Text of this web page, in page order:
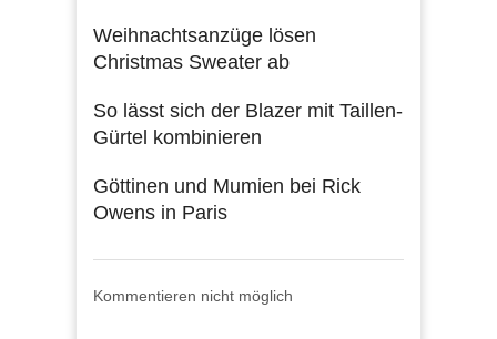
Weihnachtsanzüge lösen
Christmas Sweater ab
So lässt sich der Blazer mit Taillen-
Gürtel kombinieren
Göttinen und Mumien bei Rick
Owens in Paris
Kommentieren nicht möglich